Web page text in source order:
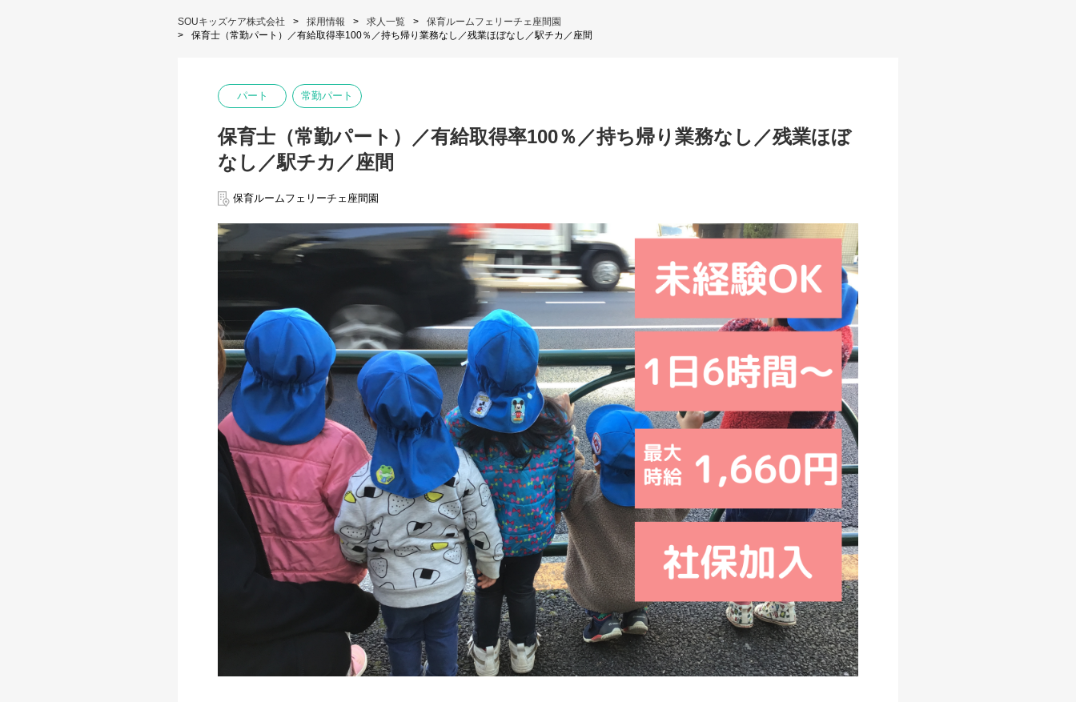
SOUキッズケア株式会社 採用情報 求人一覧
保育ルームフェリーチェ座間園
保育士（常勤パート）／有給取得率100％／持ち帰り業務なし／残業ほぼなし／駅チカ／座間
パート 常勤パート
保育士（常勤パート）／有給取得率100％／持ち帰り業務なし／残業ほぼ
なし／駅チカ／座間
保育ルームフェリーチェ座間園